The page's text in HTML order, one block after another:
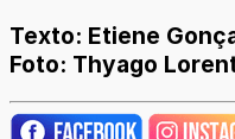
Texto: Etiene
Foto: Thyago